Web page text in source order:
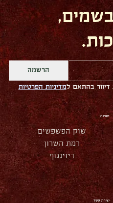
חנויות
שוק הפשפשים
רמת השרון
דיזינגוף
יצירת קשר
הרשמה
בהתאם למדיניות הפרטיות